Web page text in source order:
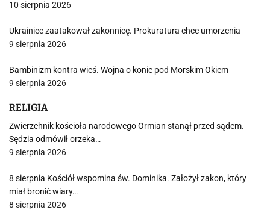
10 sierpnia 2026
Ukrainiec zaatakował zakonnicę. Prokuratura chce umorzenia
9 sierpnia 2026
Bambinizm kontra wieś. Wojna o konie pod Morskim Okiem
9 sierpnia 2026
RELIGIA
Zwierzchnik kościoła narodowego Ormian stanął przed sądem.
Sędzia odmówił orzeka…
9 sierpnia 2026
8 sierpnia Kościół wspomina św. Dominika. Założył zakon, który
miał bronić wiary…
8 sierpnia 2026